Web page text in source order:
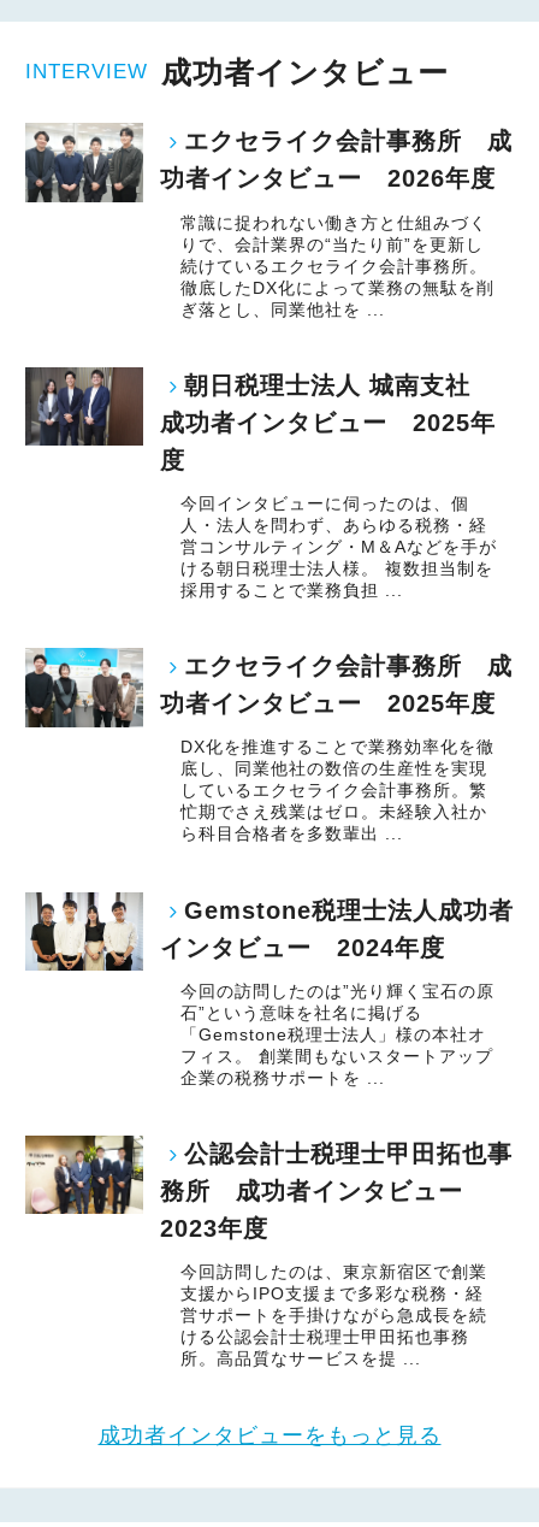
INTERVIEW 成功者インタビュー
エクセライク会計事務所 成
功者インタビュー 2026年度
常識に捉われない働き方と仕組みづく
りで、会計業界の“当たり前”を更新し
続けているエクセライク会計事務所。
徹底したDX化によって業務の無駄を削
ぎ落とし、同業他社を ...
朝日税理士法人 城南支社
成功者インタビュー 2025年
度
今回インタビューに伺ったのは、個
人・法人を問わず、あらゆる税務・経
営コンサルティング・M＆Aなどを手が
ける朝日税理士法人様。 複数担当制を
採用することで業務負担 ...
エクセライク会計事務所 成
功者インタビュー 2025年度
DX化を推進することで業務効率化を徹
底し、同業他社の数倍の生産性を実現
しているエクセライク会計事務所。繁
忙期でさえ残業はゼロ。未経験入社か
ら科目合格者を多数輩出 ...
Gemstone税理士法人成功者
インタビュー 2024年度
今回の訪問したのは”光り輝く宝石の原
石”という意味を社名に掲げる
「Gemstone税理士法人」様の本社オ
フィス。 創業間もないスタートアップ
企業の税務サポートを ...
公認会計士税理士甲田拓也事
務所 成功者インタビュー
2023年度
今回訪問したのは、東京新宿区で創業
支援からIPO支援まで多彩な税務・経
営サポートを手掛けながら急成長を続
ける公認会計士税理士甲田拓也事務
所。高品質なサービスを提 ...
成功者インタビューをもっと見る